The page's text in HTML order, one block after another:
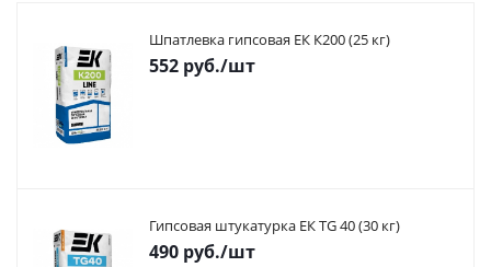
Шпатлевка гипсовая ЕК К200 (25 кг)
552 руб./шт
Гипсовая штукатурка ЕК TG 40 (30 кг)
490 руб./шт